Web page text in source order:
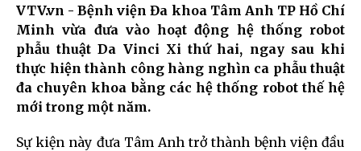
VTV.vn - Bệnh viện Đa khoa Tâm Anh TP Hồ Chí
Minh vừa đưa vào hoạt động hệ thống robot
phẫu thuật Da Vinci Xi thứ hai, ngay sau khi
thực hiện thành công hàng nghìn ca phẫu thuật
đa chuyên khoa bằng các hệ thống robot thế hệ
mới trong một năm.
Sự kiện này đưa Tâm Anh trở thành bệnh viện đầu